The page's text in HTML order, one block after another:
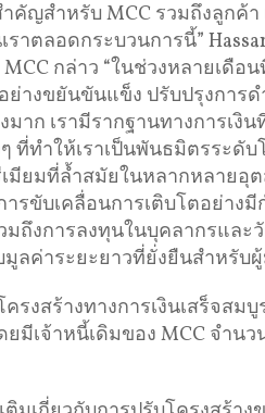
คัญสำหรับ MCC รวมถึงลูกค้
าตลอดกระบวนการนี้”
กล่าว “ในช่วงหลายเดือ
ย่างขยันขันแข็ง ปรับปรุงการ
าก เรามีรากฐานทางการเงิ
ที่ทำให้เราเป็นพันธมิตรระดั
มียมที่ล้ำสมัยในหลากหลายอุ
รขับเคลื่อนการเติบโตอย่าง
มถึงการลงทุนในบุคลากรแล
ลค่าระยะยาวที่ยั่งยืนสำหรับ
รงสร้างทางการเงินเสร็จสม
ยมีเจ้าหนี้เดิมของ MCC จำน